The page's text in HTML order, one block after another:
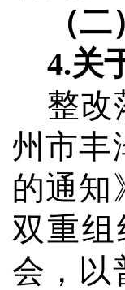
（
4.关
整改
州市丰
的通知
双重
会，以